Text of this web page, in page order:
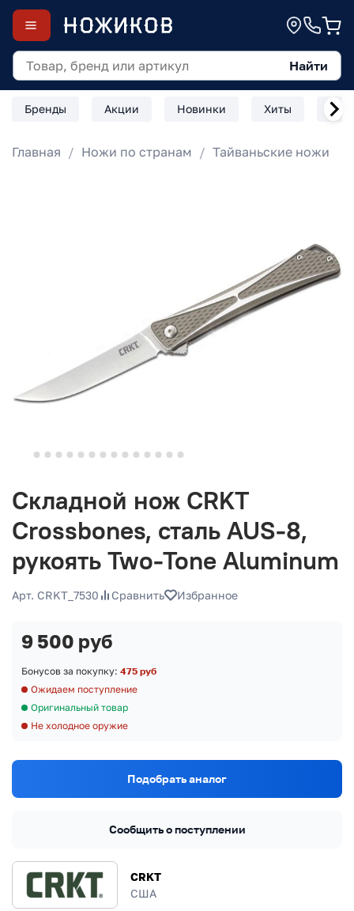
Найти
Бренды Акции Новинки Хиты
Главная Ножи по странам Тайваньские ножи
Складной нож CRKT
Crossbones, сталь AUS-8,
рукоять Two-Tone Aluminum
Арт. CRKT_7530 Сравнить Избранное
CRKT
США
9 500 руб
Бонусов за покупку: 475 руб
Ожидаем поступление
Оригинальный товар
Не холодное оружие
Подобрать аналог
Сообщить о поступлении